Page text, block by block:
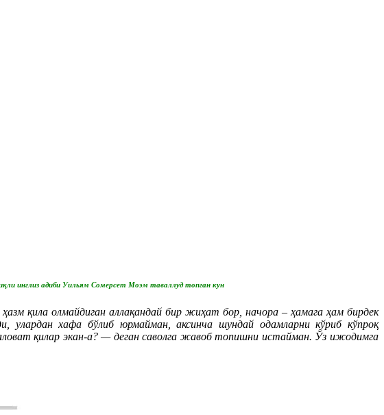
инглиз адиби Уильям Сомерсет Моэм таваллуд топган кун
қила олмайдиган аллақандай бир жиҳат бор, начора – ҳамага ҳам бирдек
улардан хафа бўлиб юрмайман, аксинча шундай одамларни кўриб кўпроқ
қилар экан-а? — деган саволга жавоб топишни истайман. Ўз ижодимга